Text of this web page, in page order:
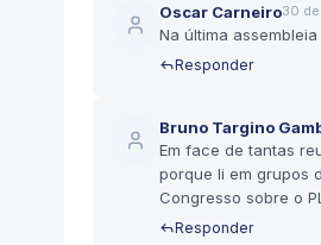
Oscar Carneiro30 de
Na última
Responder
Bruno Targino
Em face de tantas
porque li em grupos
Congresso sobre o
Responder